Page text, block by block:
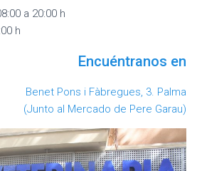
a 20:00 h
h
Encuéntranos en
Benet Pons i Fàbregues, 3. Palma
(Junto al Mercado de Pere Garau)